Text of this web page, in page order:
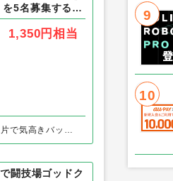
購入）iOS以
欠片で気高き
5名募集する）
9
10